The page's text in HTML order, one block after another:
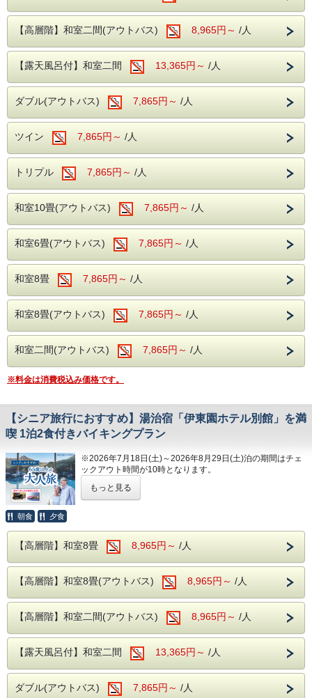
夕食時間は宿泊日の前日に確定致しますのでお電話にてご確
和洋バイキング、ソフトドリンクもサービス
----館内施設----
・カラオケルーム（当日予約制・無料）
・卓球コーナー（無料）
※ホテルにて別途前売り券販売中
■伊豆シャボテン動物公園
伊豆シャボテン動物公園は、カピバラをはじめ動物たちと間
近でふれあえるファミリー向けスポット。
自然の中で学びと癒しを楽しめ、小さなお子様にもおすすめ
です。
※ホテルにて別途前売り券販売中
■伊豆テディベア・ミュージアム
並ぶ癒しの空間。
写真映えも抜群で、小さなお子様から大人まで家族みんなで
楽しめるミュージアムです。
---温泉---
露天風呂を併設した大浴場が2か所あり、
広々とした浴場にお子様も大満足。
滑らかな泉質の温泉で、旅の疲れを癒すひと
ときをお過ごしください。
---ご夕食---
大人からお子様で楽しめる、和洋中のバイキ
ングをレストランにてお楽しみいただけま
す。
ソフトドリンク・アルコールが飲み放題！
夕食時間は宿泊日の前日に確定致しますので
お電話にてご確認下さい。
※開始時間より90分間です。
---ご朝食---
和洋バイキング、ソフトドリンクもサービス
皆様のご来館をスタッフ一同、お待ちしてお
ります。
---館内施設---
・カラオケルーム（当日予約制・無料）
・卓球コーナー（無料）
・コインランドリー（有料）
【高層階】和室二間(アウトバス) 8,965円～ /人
【露天風呂付】和室二間 13,365円～ /人
ダブル(アウトバス) 7,865円～ /人
ツイン 7,865円～ /人
トリプル 7,865円～ /人
和室10畳(アウトバス) 7,865円～ /人
和室6畳(アウトバス) 7,865円～ /人
和室8畳 7,865円～ /人
和室8畳(アウトバス) 7,865円～ /人
和室二間(アウトバス) 7,865円～ /人
※料金は消費税込み価格です。
【シニア旅行におすすめ】湯治宿「伊東園ホテル別館」を満
喫 1泊2食付きバイキングプラン
※2026年7月18日(土)～2026年8月29日(土)泊の期間はチェ
ックアウト時間が10時となります。
柔らかくなめらかな泉質と、豊富な湯量を誇る天然温泉の
でき、露天風呂では風に吹かれながら気持ちが良いひととき
をお楽しみいただけます。
空間で温泉を楽しみたい方にもおすすめできる自慢のお宿で
す。
当館の温泉を目当てにリピートしていただける方も多くいら
っしゃいます。
伊東市にはシニアにおすすめな観光スポットも多くございま
す。
樹齢1000年以上経過していると言われている大楠がある
「葛見神社」や、風情ある川沿いをウォーキングできる「松
川遊歩道」、多数の動物を身近で見る事ができ触れ合う事も
できる「伊豆シャボテン動物公園」など、さまざまな観光ス
ポットがございます。
もっと見る
朝食 夕食
【高層階】和室8畳 8,965円～ /人
【高層階】和室8畳(アウトバス) 8,965円～ /人
【高層階】和室二間(アウトバス) 8,965円～ /人
【露天風呂付】和室二間 13,365円～ /人
ダブル(アウトバス) 7,865円～ /人